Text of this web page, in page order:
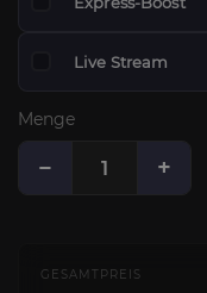
Live Stream
Menge
− +
GESAMTPREIS